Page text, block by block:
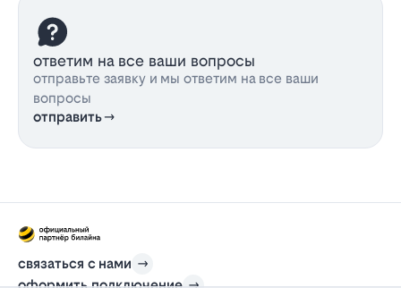
ответим на все ваши вопросы
отправьте заявку и мы ответим на все ваши
вопросы
отправить
связаться с нами